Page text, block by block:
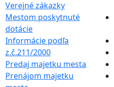
Verejné zákazky
Mestom poskytnuté
dotácie
Informácie podľa
z.č.211/2000
Predaj majetku mesta
Prenájom majetku